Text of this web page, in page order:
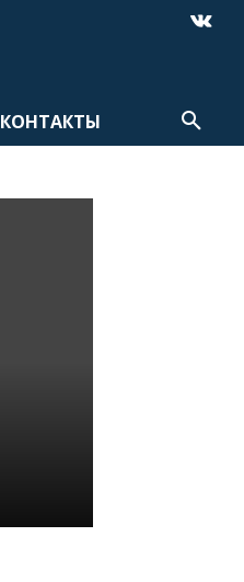
КОНТАКТЫ